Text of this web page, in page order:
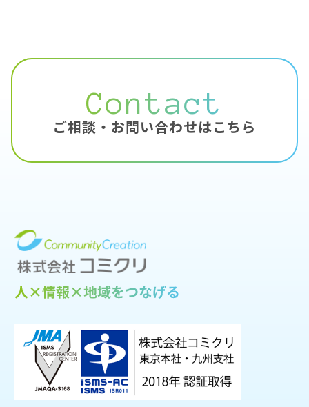
Contact
ご相談・お問い合わせはこちら